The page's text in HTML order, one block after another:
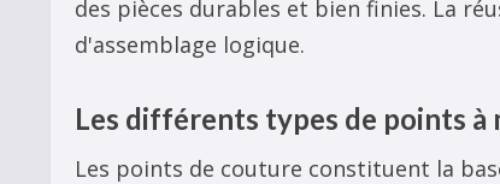
des pièces durables et bien finies. La
d'assemblage logique.
Les différents types de points à
Les points de couture constituent la